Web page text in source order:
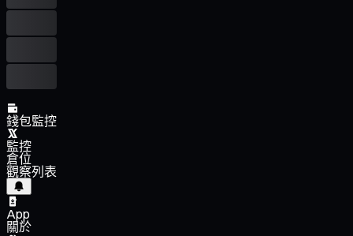
錢包監控
監控
倉位
觀察列表
App
關於